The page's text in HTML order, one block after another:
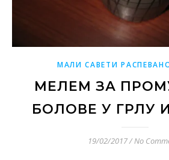
МАЛИ САВЕТИ
МЕЛЕМ ЗА
БОЛОВЕ У ГРЛУ
19/02/2017/No